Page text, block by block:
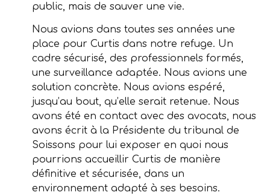
public, mais de sauver une vie.
Nous avions dans toutes ses années une
place pour Curtis dans notre refuge. Un
cadre sécurisé, des professionnels formés,
une surveillance adaptée. Nous avions une
solution concrète. Nous avions espéré,
jusqu’au bout, qu’elle serait retenue. Nous
avons été en contact avec des avocats, nous
avons écrit à la Présidente du tribunal de
Soissons pour lui exposer en quoi nous
pourrions accueillir Curtis de manière
définitive et sécurisée, dans un
environnement adapté à ses besoins.